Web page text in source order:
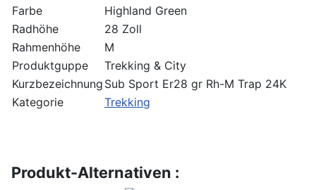
Farbe
Highland Green
Radhöhe
28 Zoll
Rahmenhöhe
M
Produktguppe
Trekking & City
Kurzbezeichnung Sub Sport Er28 gr Rh-M Trap 24K
Kategorie
Trekking
Produkt-Alternativen :